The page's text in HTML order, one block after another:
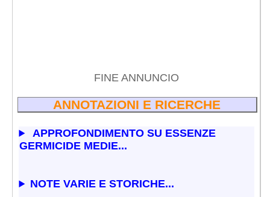
FINE ANNUNCIO
ANNOTAZIONI E RICERCHE
APPROFONDIMENTO SU ESSENZE
GERMICIDE MEDIE...
NOTE VARIE E STORICHE...